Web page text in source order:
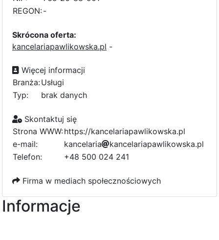
REGON:-
Skrócona oferta:
kancelariapawlikowska.pl -
Więcej informacji
Branża:Usługi
Typ:
brak danych
Skontaktuj się
Strona WWW:https://kancelariapawlikowska.pl
e-mail:
kancelaria
0
8
kancelariapawl1
ikowska.pl
Telefon:
+48 500 024 241
Firma w mediach społecznościowych
Informacje